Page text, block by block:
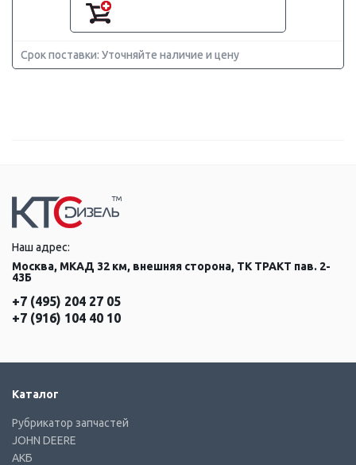
Срок поставки: Уточняйте наличие и цену
Наш адрес:
Москва, МКАД 32 км, внешняя сторона, ТК ТРАКТ пав. 2-
43Б
+7 (495) 204 27 05
+7 (916) 104 40 10
Каталог
Рубрикатор запчастей
JOHN DEERE
АКБ